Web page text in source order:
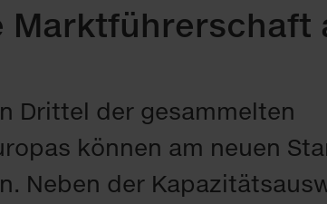
Marktführerschaft
Drittel der gesammelten
können am neuen
Neben der